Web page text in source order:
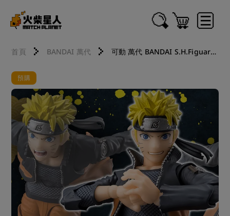
首頁 BANDAI 萬代 可動 萬代 BANDAI S.H.Figuarts SHF 火影忍者疾風傳 漩渦鳴人 鏈甲 眾多思念在心中聚集的力量 251210
預購